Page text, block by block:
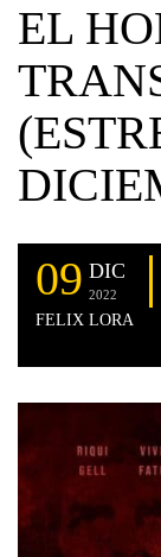
EL
09 DIC
2022
FELIX LORA